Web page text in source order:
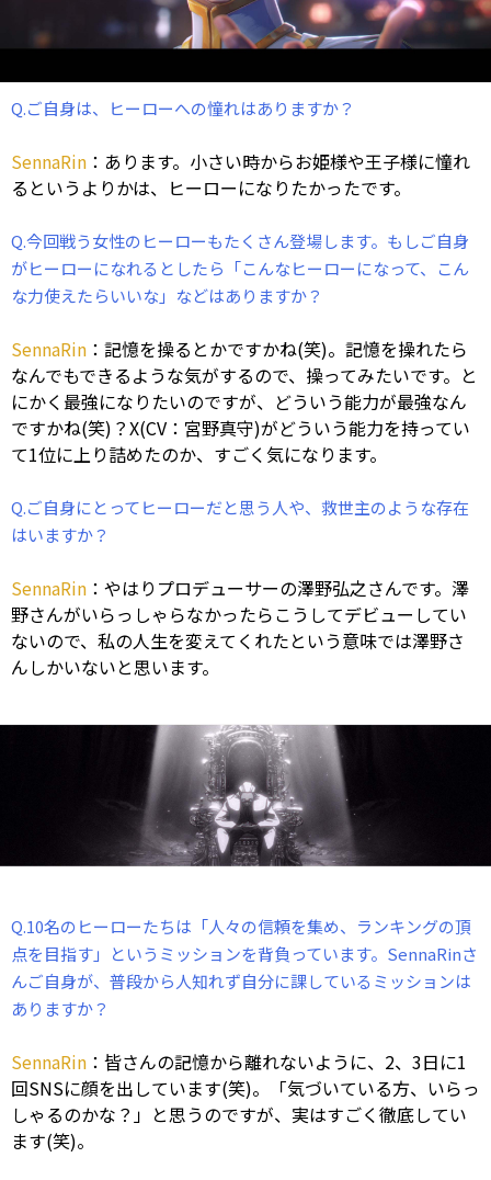
Q.ご自身は、ヒーローへの憧れはありますか？
SennaRin ：あります。小さい時からお姫様や王子様に憧れ
るというよりかは、ヒーローになりたかったです。
Q.今回戦う女性のヒーローもたくさん登場します。もしご自身
がヒーローになれるとしたら「こんなヒーローになって、こん
な力使えたらいいな」などはありますか？
SennaRin ：記憶を操るとかですかね(笑)。記憶を操れたら
なんでもできるような気がするので、操ってみたいです。と
にかく最強になりたいのですが、どういう能力が最強なん
ですかね(笑)？X(CV：宮野真守)がどういう能力を持ってい
て1位に上り詰めたのか、すごく気になります。
Q.ご自身にとってヒーローだと思う人や、救世主のような存在
はいますか？
SennaRin ：やはりプロデューサーの澤野弘之さんです。澤
野さんがいらっしゃらなかったらこうしてデビューしてい
ないので、私の人生を変えてくれたという意味では澤野さ
んしかいないと思います。
Q.10名のヒーローたちは「人々の信頼を集め、ランキングの頂
点を目指す」というミッションを背負っています。SennaRinさ
んご自身が、普段から人知れず自分に課しているミッションは
ありますか？
SennaRin ：皆さんの記憶から離れないように、2、3日に1
回SNSに顔を出しています(笑)。「気づいている方、いらっ
しゃるのかな？」と思うのですが、実はすごく徹底してい
ます(笑)。